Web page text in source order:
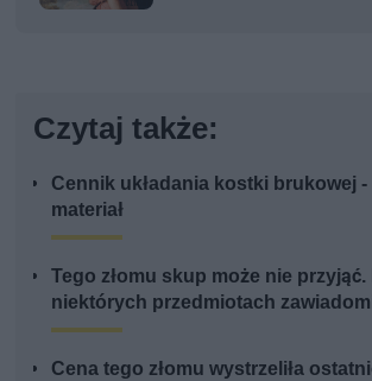
Czytaj także:
Cennik układania kostki brukowej
materiał
Tego złomu skup może nie przyjąć.
niektórych przedmiotach
Cena tego złomu wystrzeliła